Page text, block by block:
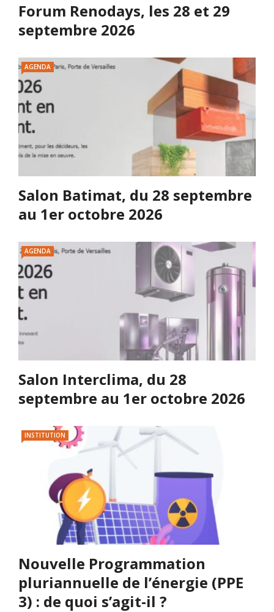
Forum Renodays, les 28 et 29
septembre 2026
AGENDA
Salon Batimat, du 28 septembre
au 1er octobre 2026
AGENDA
Salon Interclima, du 28
septembre au 1er octobre 2026
INSTITUTION
Nouvelle Programmation
pluriannuelle de l’énergie (PPE
3) : de quoi s’agit-il ?